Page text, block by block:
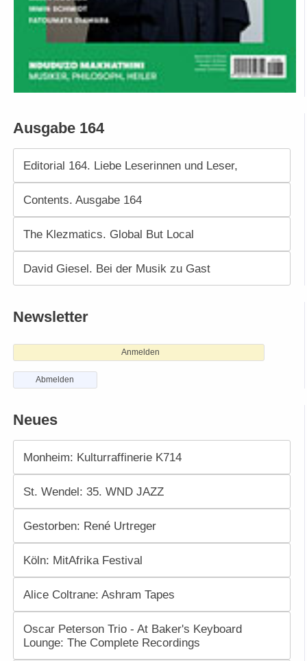
Ausgabe 164
Editorial 164. Liebe Leserinnen und Leser,
Contents. Ausgabe 164
The Klezmatics. Global But Local
David Giesel. Bei der Musik zu Gast
Newsletter
Anmelden
Abmelden
Neues
Monheim: Kulturraffinerie K714
St. Wendel: 35. WND JAZZ
Gestorben: René Urtreger
Köln: MitAfrika Festival
Alice Coltrane: Ashram Tapes
Oscar Peterson Trio - At Baker's Keyboard
Lounge: The Complete Recordings